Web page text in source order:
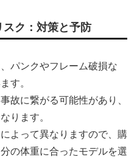
ク：対策と予防
パンクやフレーム破損な
す。
故に繋がる可能性があり、
ります。
よって異なりますので、購
の体重に合ったモデルを選